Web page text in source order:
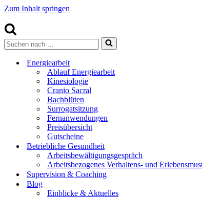
Zum Inhalt springen
Suchen
nach …
Energiearbeit
Ablauf Energiearbeit
Kinesiologie
Cranio Sacral
Bachblüten
Surrogatsitzung
Fernanwendungen
Preisübersicht
Gutscheine
Betriebliche Gesundheit
Arbeitsbewältigungsgespräch
Arbeitsbezogenes Verhaltens- und
Supervision & Coaching
Blog
Einblicke & Aktuelles